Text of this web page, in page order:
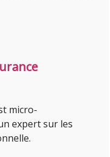
micro-
expert sur les